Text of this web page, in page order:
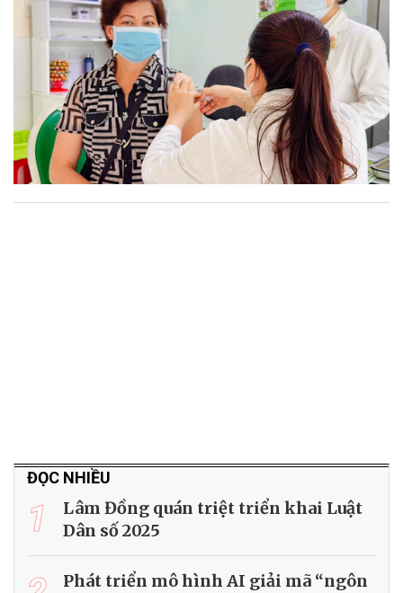
ĐỌC NHIỀU
1
Lâm Đồng quán triệt triển khai Luật
Dân số 2025
Phát triển mô hình AI giải mã “ngôn